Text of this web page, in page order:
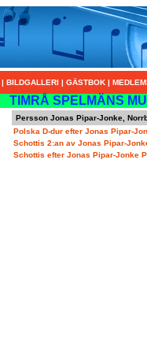
| BILDGALLERI | GÄSTBOK |
TIMRÅ SPELMÄNS
Persson Jonas Pipar-Jonke,
Polska D-dur efter Jonas Pipar-
Schottis 2:an av Jonas Pipar-
Schottis efter Jonas Pipar-Jonke